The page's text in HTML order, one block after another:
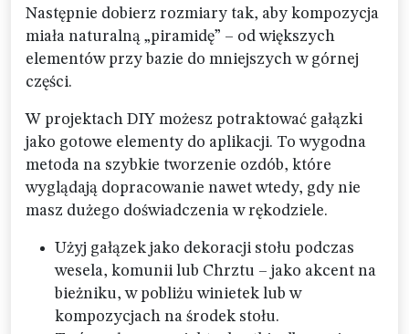
Następnie dobierz rozmiary tak, aby kompozycja
miała naturalną „piramidę” – od większych
elementów przy bazie do mniejszych w górnej
części.
W projektach DIY możesz potraktować gałązki
jako gotowe elementy do aplikacji. To wygodna
metoda na szybkie tworzenie ozdób, które
wyglądają dopracowanie nawet wtedy, gdy nie
masz dużego doświadczenia w rękodziele.
Użyj gałązek jako dekoracji stołu podczas
wesela, komunii lub Chrztu – jako akcent na
bieżniku, w pobliżu winietek lub w
kompozycjach na środek stołu.